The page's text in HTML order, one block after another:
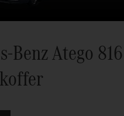
Benz Atego 816